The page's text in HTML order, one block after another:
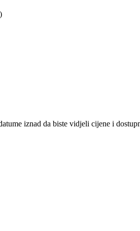
iznad da biste vidjeli cijene i